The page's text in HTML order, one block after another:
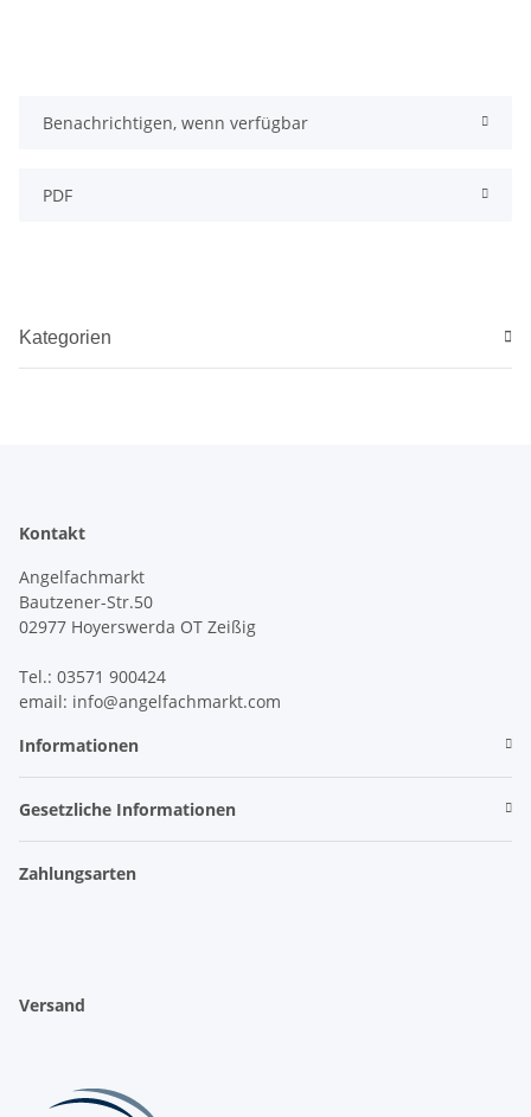
Benachrichtigen, wenn verfügbar
PDF
Kategorien
Kontakt
Angelfachmarkt
Bautzener-Str.50
02977 Hoyerswerda OT Zeißig
Tel.: 03571 900424
email: info@angelfachmarkt.com
Informationen
Gesetzliche Informationen
Zahlungsarten
Versand